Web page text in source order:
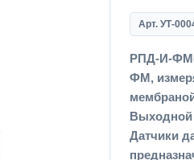
Арт. УТ-
РПД-И-
ФМ,
Выходной
Датчики